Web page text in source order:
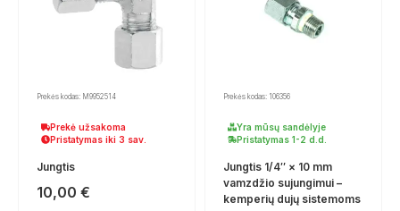
Prekės kodas: M9952514
Prekė užsakoma
Pristatymas iki 3 sav.
Jungtis
10,00 €
Prekės kodas: 106356
Yra mūsų sandėlyje
Pristatymas 1-2 d.d.
Jungtis 1/4″ × 10 mm
vamzdžio sujungimui –
kemperių dujų sistemoms